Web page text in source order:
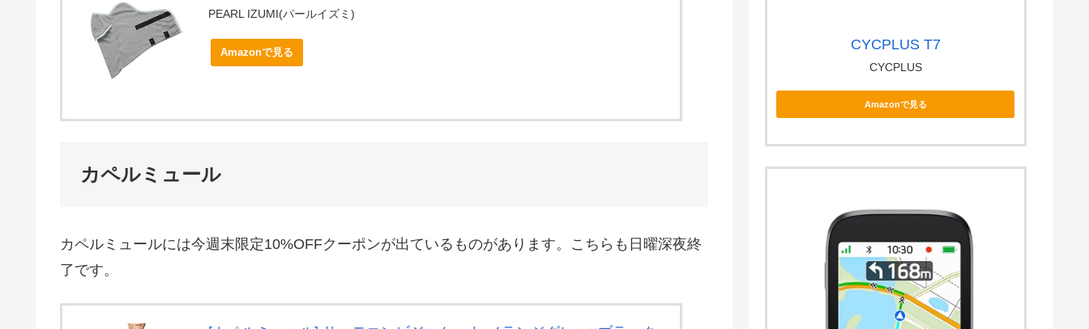
PEARL IZUMI(パールイズミ)
Amazonで見る
カペルミュール
カペルミュールには今週末限定10%OFFクーポンが出ているものがあります。こちらも日曜深夜終
了です。
CYCPLUS T7
CYCPLUS
Amazonで見る